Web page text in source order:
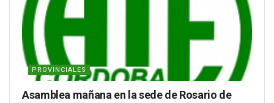
PROVINCIALES
Asamblea mañana en la sede de Rosario de